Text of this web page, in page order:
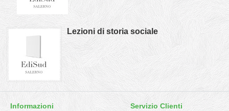
Lezioni di storia sociale
Informazioni Servizio Clienti